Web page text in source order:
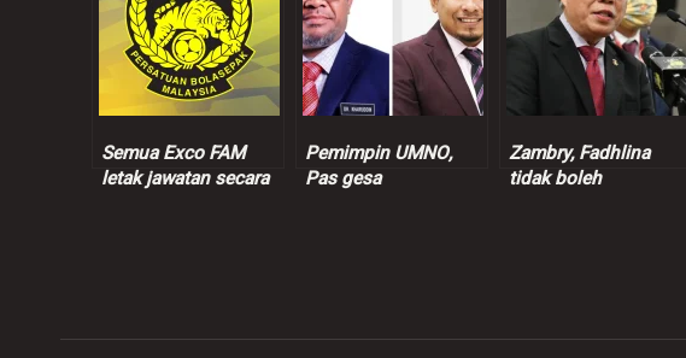
Semua Exco FAM
letak jawatan secara
Pemimpin UMNO,
Pas gesa
Zambry, Fadhlina
tidak boleh